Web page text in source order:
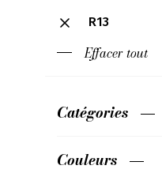
R13
Effacer tout
Catégories
Couleurs